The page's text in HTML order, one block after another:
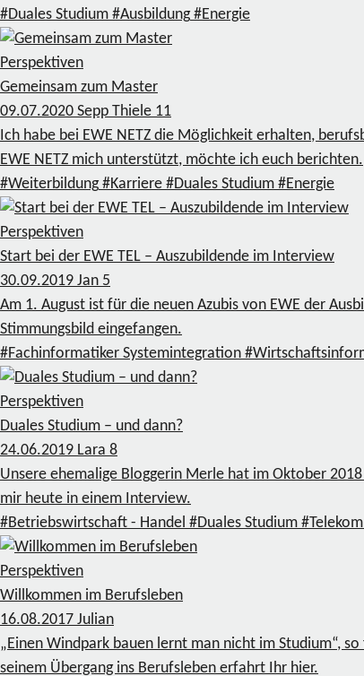
#Duales Studium #Ausbildung #Energie
Perspektiven
Gemeinsam zum Master
09.07.2020 Sepp Thiele 11
Ich habe bei EWE NETZ die Möglichkeit erhalten,
EWE NETZ mich unterstützt, möchte ich euch berichten.
#Weiterbildung #Karriere #Duales Studium #Energie
Perspektiven
Start bei der EWE TEL – Auszubildende im Interview
30.09.2019 Jan 5
Am 1. August ist für die neuen Azubis von EWE der
Stimmungsbild eingefangen.
#Fachinformatiker Systemintegration
Perspektiven
Duales Studium – und dann?
24.06.2019 Lara 8
Unsere ehemalige Bloggerin Merle hat im Oktober
mir heute in einem Interview.
#Betriebswirtschaft - Handel #Duales Studium
Perspektiven
Willkommen im Berufsleben
16.08.2017 Julian
„Einen Windpark bauen lernt man nicht im Studium“,
seinem Übergang ins Berufsleben erfahrt Ihr hier.